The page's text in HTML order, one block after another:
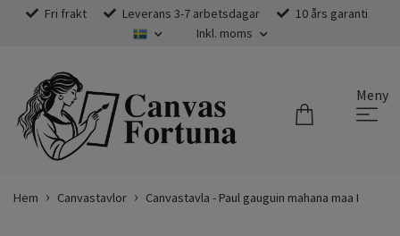
Fri frakt Leverans 3-7 arbetsdagar
10 års garanti
Inkl. moms
Meny
Hem Canvastavlor Canvastavla - Paul gauguin mahana maa I